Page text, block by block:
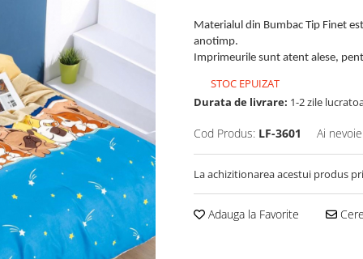
Materialul din Bumbac Tip Finet
anotimp.
Imprimeurile sunt atent alese,
STOC EPUIZAT
Durata de livrare: 1-2 zile
Cod Produs: LF-3601 Ai
La achizitionarea acestui produs
Adauga la Favorite